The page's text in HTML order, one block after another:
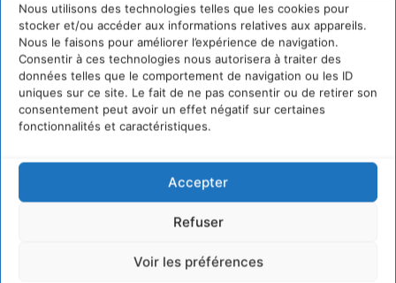
Nous utilisons des technologies telles que les cookies pour
stocker et/ou accéder aux informations relatives aux appareils.
Nous le faisons pour améliorer l’expérience de navigation.
Consentir à ces technologies nous autorisera à traiter des
données telles que le comportement de navigation ou les ID
uniques sur ce site. Le fait de ne pas consentir ou de retirer son
consentement peut avoir un effet négatif sur certaines
fonctionnalités et caractéristiques.
Accepter
Refuser
Voir les préférences
Sur Cdurable
Comment le sol français a perdu sa mémoire
hydrique et déréglé tout le territoire (2020-2026)
Développer notre attention aux espèces vivantes
non humaines avec les communs de Zoepolis
développement des forêts comestibles dans nos